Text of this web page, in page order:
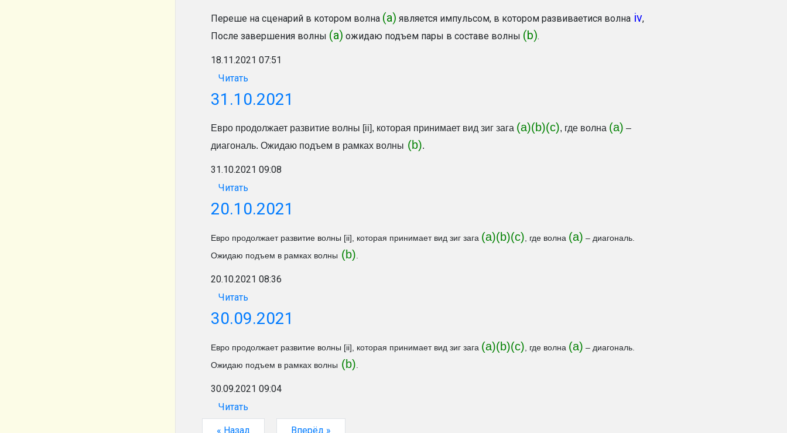
Переше на сценарий в котором волна (а) является импульсом, в котором развиваетися волна iv,
После завершения волны (а) ожидаю подъем пары в составе волны (b).
18.11.2021 07:51
Читать
31.10.2021
Евро продолжает развитие волны [ii], которая принимает вид зиг зага (a)(b)(c), где волна (а) –
диагональ. Ожидаю подъем в рамках волны (b).
31.10.2021 09:08
Читать
20.10.2021
Евро продолжает развитие волны [ii], которая принимает вид зиг зага (a)(b)(c) , где волна (а) – диагональ.
Ожидаю подъем в рамках волны (b)
20.10.2021 08:36
Читать
30.09.2021
Евро продолжает развитие волны [ii], которая принимает вид зиг зага (a)(b)(c) , где волна (а) – диагональ.
Ожидаю подъем в рамках волны (b)
30.09.2021 09:04
Читать
« Назад Вперёд »